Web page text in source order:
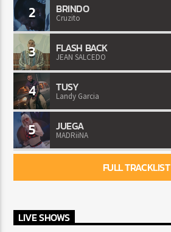
2 BRINDO
Cruzito
3 FLASH BACK
JEAN SALCEDO
4 TUSY
Landy Garcia
5 JUEGA
MADRiiNA
FULL TRACKLIST
LIVE SHOWS